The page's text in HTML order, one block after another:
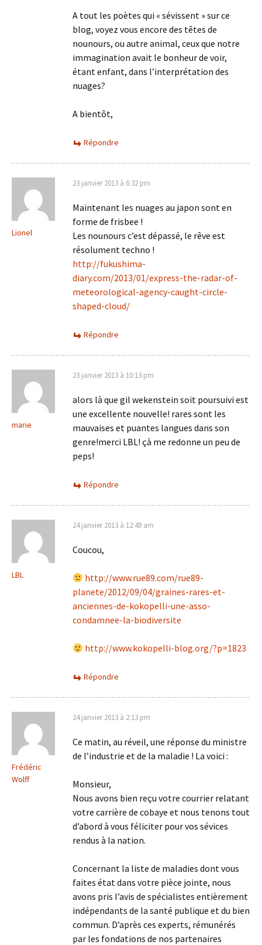
A tout les poètes qui « sévissent » sur ce
blog, voyez vous encore des têtes de
nounours, ou autre animal, ceux que notre
immagination avait le bonheur de voir,
étant enfant, dans l’interprétation des
nuages?
A bientôt,
Répondre
Lionel
23 janvier 2013 à 6:32 pm
Maintenant les nuages au japon sont en
forme de frisbee !
Les nounours c’est dépassé, le rêve est
résolument techno !
http://fukushima-
diary.com/2013/01/express-the-radar-of-
meteorological-agency-caught-circle-
shaped-cloud/
Répondre
marie
23 janvier 2013 à 10:13 pm
alors là que gil wekenstein soit poursuivi est
une excellente nouvelle! rares sont les
mauvaises et puantes langues dans son
genre!merci LBL! çà me redonne un peu de
peps!
Répondre
LBL
24 janvier 2013 à 12:49 am
Coucou,
http://www.rue89.com/rue89-
planete/2012/09/04/graines-rares-et-
anciennes-de-kokopelli-une-asso-
condamnee-la-biodiversite
http://www.kokopelli-blog.org/?p=1823
Répondre
Frédéric
Wolff
24 janvier 2013 à 2:13 pm
Ce matin, au réveil, une réponse du ministre
de l’industrie et de la maladie ! La voici :
Monsieur,
Nous avons bien reçu votre courrier relatant
votre carrière de cobaye et nous tenons tout
d’abord à vous féliciter pour vos sévices
rendus à la nation.
Concernant la liste de maladies dont vous
faites état dans votre pièce jointe, nous
avons pris l’avis de spécialistes entièrement
indépendants de la santé publique et du bien
commun. D’après ces experts, rémunérés
par les fondations de nos partenaires